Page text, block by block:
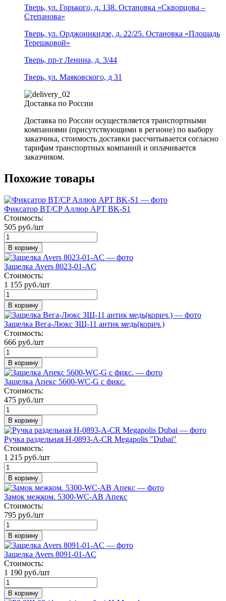
Тверь, ул. Горького, д. 138. Остановка «Скворцова –
Степанова»
Тверь, ул. Орджоникидзе, д. 22/25. Остановка «Площадь
Терешковой»
Тверь, пр-т Ленина, д. 3/44
Тверь, ул. Маяковского, д 31
Доставка по России
Доставка по России осуществляется транспортными
компаниями (присутствующими в регионе) по выбору
заказчика, стоимость доставки рассчитывается согласно
тарифам транспортных компаний и оплачивается
заказчиком.
Похожие товары
Фиксатор BT/CP Аллюр АРТ BK-S1
Стоимость:
505 руб./шт
В корзину
Защелка Avers 8023-01-AС
Стоимость:
1 155 руб./шт
В корзину
Защелка Вега-Люкс ЗЩ-11 антик медь(корич.)
Стоимость:
666 руб./шт
В корзину
Защелка Апекс 5600-WC-G с фикс.
Стоимость:
475 руб./шт
В корзину
Ручка раздельная Н-0893-А-CR Megapolis "Dubai"
Стоимость:
1 215 руб./шт
В корзину
Замок межком. 5300-WC-AB Апекс
Стоимость:
795 руб./шт
В корзину
Защелка Avers 8091-01-AC
Стоимость:
1 190 руб./шт
В корзину